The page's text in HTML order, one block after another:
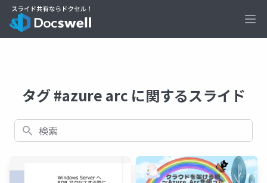
タグ #azure arc に関するスライド
検索